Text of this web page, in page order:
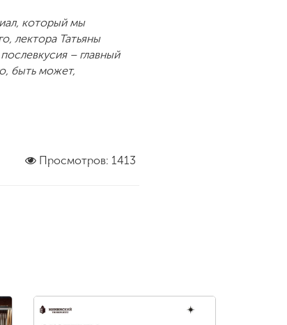
который мы
лектора Татьяны
– главный
быть может,
Просмотров: 1413